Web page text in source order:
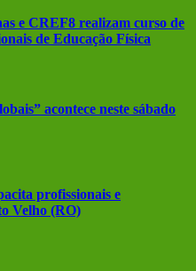
e CREF8 realizam curso de
de Educação Física
acontece neste sábado
profissionais e
Velho (RO)